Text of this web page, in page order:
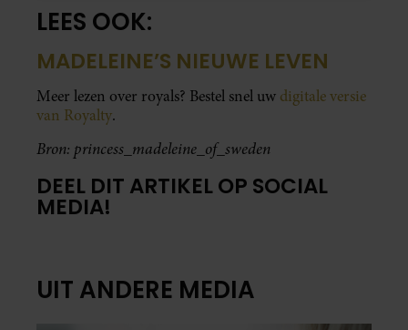
LEES OOK:
MADELEINE’S NIEUWE LEVEN
Meer lezen over royals? Bestel snel uw digitale versie
van Royalty.
Bron: princess_madeleine_of_sweden
DEEL DIT ARTIKEL OP SOCIAL
MEDIA!
UIT ANDERE MEDIA